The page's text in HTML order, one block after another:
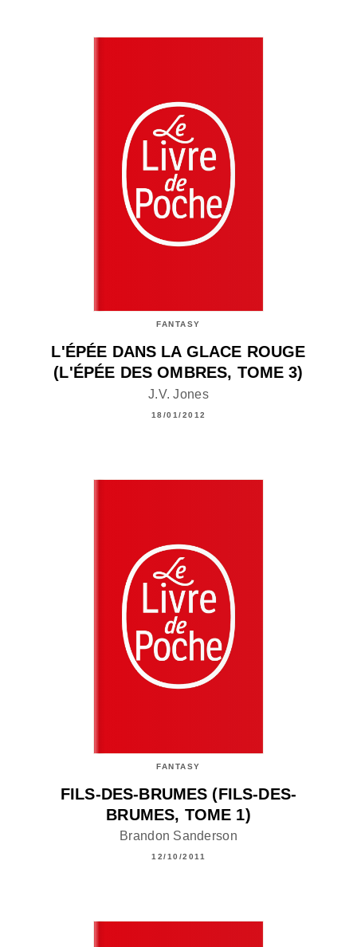
FANTASY
L'ÉPÉE DANS LA GLACE ROUGE
(L'ÉPÉE DES OMBRES, TOME 3)
J.V. Jones
18/01/2012
FANTASY
FILS-DES-BRUMES (FILS-DES-
BRUMES, TOME 1)
Brandon Sanderson
12/10/2011